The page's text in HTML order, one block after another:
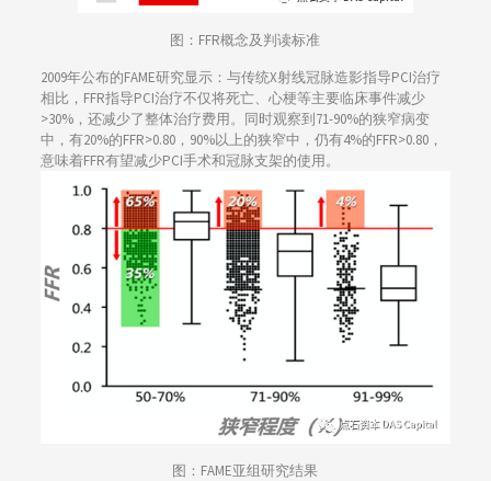
图：FFR概念及判读标准
2009年公布的FAME研究显示：与传统X射线冠脉造影指导PCI治疗
相比，FFR指导PCI治疗不仅将死亡、心梗等主要临床事件减少
>30%，还减少了整体治疗费用。同时观察到71-90%的狭窄病变
中，有20%的FFR>0.80，90%以上的狭窄中，仍有4%的FFR>0.80，
意味着FFR有望减少PCI手术和冠脉支架的使用。
图：FAME亚组研究结果